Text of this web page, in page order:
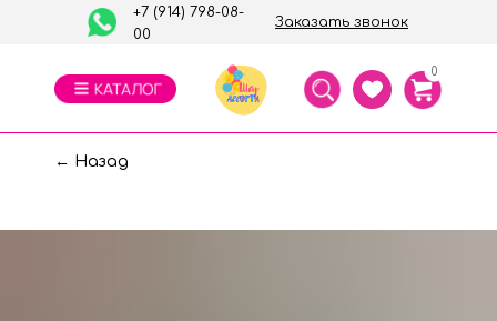
Заказать звонок
+7 (914) 798-08-
00
0
← Назад